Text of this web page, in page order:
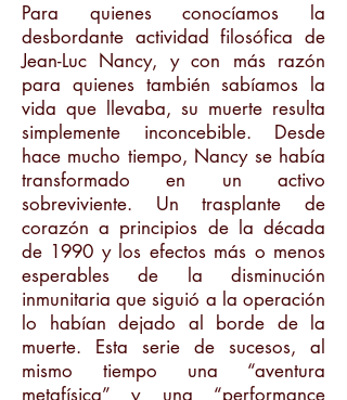
Para quienes conocíamos la
desbordante actividad filosófica de
Jean-Luc Nancy, y con más razón
para quienes también sabíamos la
vida que llevaba, su muerte resulta
simplemente inconcebible. Desde
hace mucho tiempo, Nancy se había
transformado en un activo
sobreviviente. Un trasplante de
corazón a principios de la década
de 1990 y los efectos más o menos
esperables de la disminución
inmunitaria que siguió a la operación
lo habían dejado al borde de la
muerte. Esta serie de sucesos, al
mismo tiempo una “aventura
metafísica” y una “performance